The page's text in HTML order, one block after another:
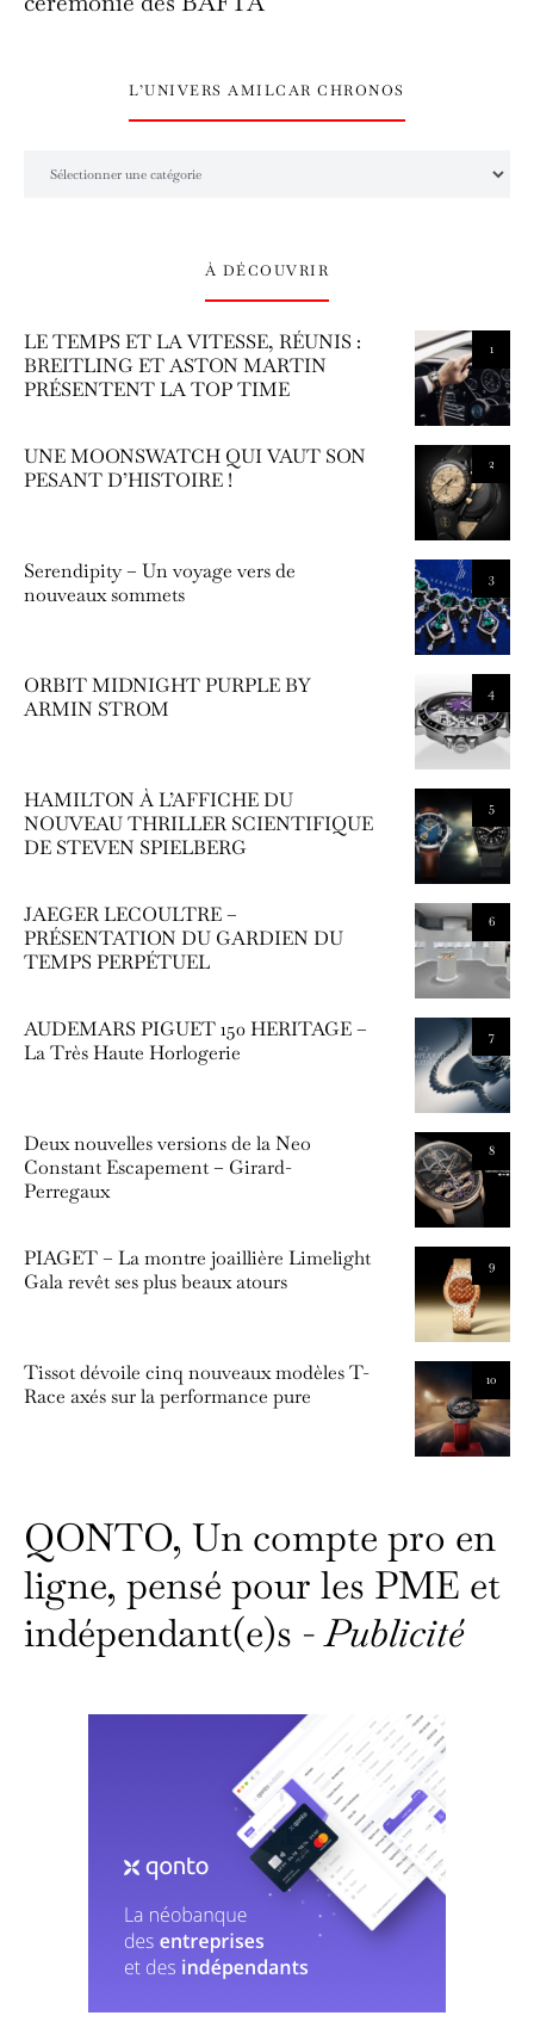
L’UNIVERS AMILCAR CHRONOS
À DÉCOUVRIR
1
LE TEMPS ET LA VITESSE, RÉUNIS :
BREITLING ET ASTON MARTIN
PRÉSENTENT LA TOP TIME
2
UNE MOONSWATCH QUI VAUT SON
PESANT D’HISTOIRE !
3
Serendipity – Un voyage vers de
nouveaux sommets
4
ORBIT MIDNIGHT PURPLE BY
ARMIN STROM
5
HAMILTON À L’AFFICHE DU
NOUVEAU THRILLER SCIENTIFIQUE
DE STEVEN SPIELBERG
6
JAEGER LECOULTRE –
PRÉSENTATION DU GARDIEN DU
TEMPS PERPÉTUEL
7
AUDEMARS PIGUET 150 HERITAGE –
La Très Haute Horlogerie
8
Deux nouvelles versions de la Neo
Constant Escapement – Girard-
Perregaux
9
PIAGET – La montre joaillière Limelight
Gala revêt ses plus beaux atours
10
Tissot dévoile cinq nouveaux modèles T-
Race axés sur la performance pure
QONTO, Un compte pro en
ligne, pensé pour les PME et
indépendant(e)s -Publicité